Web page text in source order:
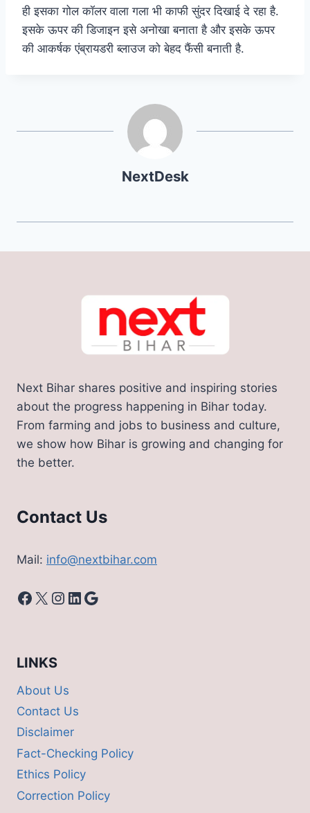
ही इसका गोल कॉलर वाला गला भी काफी सुंदर दिखाई दे रहा है.
इसके ऊपर की डिजाइन इसे अनोखा बनाता है और इसके ऊपर
की आकर्षक एंब्रायडरी ब्लाउज को बेहद फैंसी बनाती है.
NextDesk
Next Bihar shares positive and inspiring stories
about the progress happening in Bihar today.
From farming and jobs to business and culture,
we show how Bihar is growing and changing for
the better.
Contact Us
Mail: info@nextbihar.com
Facebook
X Instagram
LinkedIn
Google
LINKS
About Us
Contact Us
Disclaimer
Fact-Checking Policy
Ethics Policy
Correction Policy